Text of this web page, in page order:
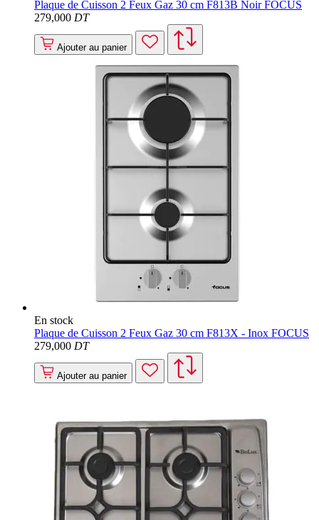
Plaque de Cuisson 2 Feux Gaz 30 cm F813B Noir FOCUS
279,000 DT
Ajouter au panier
En stock
Plaque de Cuisson 2 Feux Gaz 30 cm F813X - Inox FOCUS
279,000 DT
Ajouter au panier